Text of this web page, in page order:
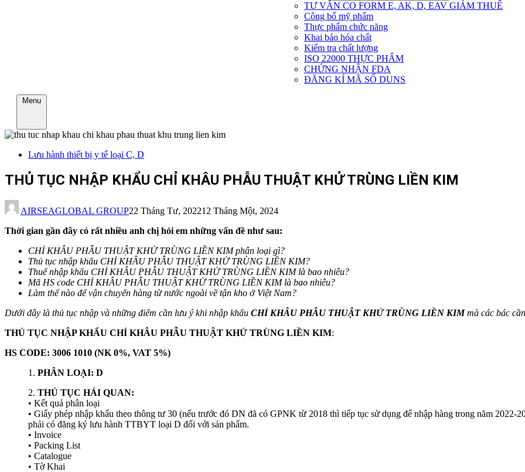
TƯ VẤN CO FORM E, AK, D, EAV GIẢM THUẾ
Công bố mỹ phẩm
Thực phẩm chức năng
Khai báo hóa chất
Kiểm tra chất lượng
ISO 22000 THỰC PHẨM
CHỨNG NHẬN FDA
ĐĂNG KÍ MÃ SỐ DUNS
Menu
Lưu hành thiết bị y tế loại C, D
THỦ TỤC NHẬP KHẨU CHỈ KHÂU PHẪU THUẬT KHỬ TRÙNG LIỀN KIM
AIRSEAGLOBAL GROUP22 Tháng Tư, 202212 Tháng Một, 2024
Thời gian gần đây có rất nhiều anh chị hỏi em những vấn đề như sau:
CHỈ KHÂU PHẪU THUẬT KHỬ TRÙNG LIỀN KIM phân loại gì?
Thủ tục nhập khẩu CHỈ KHÂU PHẪU THUẬT KHỬ TRÙNG LIỀN KIM?
Thuế nhập khẩu CHỈ KHÂU PHẪU THUẬT KHỬ TRÙNG LIỀN KIM là bao nhiêu?
Mã HS code CHỈ KHÂU PHẪU THUẬT KHỬ TRÙNG LIỀN KIM là bao nhiêu?
Làm thế nào để vận chuyển hàng từ nước ngoài về tận kho ở Việt Nam?
Dưới đây là thủ tục nhập và những điểm cần lưu ý khi nhập khẩu CHỈ KHÂU PHẪU THUẬT KHỬ TRÙNG LIỀN KIM mà các bác
THỦ TỤC NHẬP KHẨU CHỈ KHÂU PHẪU THUẬT KHỬ TRÙNG LIỀN KIM:
HS CODE: 3006 1010 (NK 0%, VAT 5%)
1. PHÂN LOẠI: D
2. THỦ TỤC HẢI QUAN:
• Kết quả phân loại
• Giấy phép nhập khẩu theo thông tư 30 (nếu trước đó DN đã có GPNK từ 2018 thì tiếp tục sử dụng để nhập hàng trong năm
phải có đăng ký lưu hành TTBYT loại D đối với sản phẩm.
• Invoice
• Packing List
• Catalogue
• Tờ Khai